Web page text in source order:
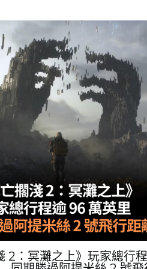
2：冥灘之上》玩家總行